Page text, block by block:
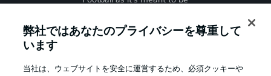
弊社ではあなたのプライバシーを尊重して
います
当社は、ウェブサイトを安全に運営するため、必須クッキーや